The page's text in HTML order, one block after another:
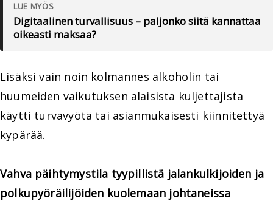
LUE MYÖS
Digitaalinen turvallisuus – paljonko siitä kannattaa
oikeasti maksaa?
Lisäksi vain noin kolmannes alkoholin tai
huumeiden vaikutuksen alaisista kuljettajista
käytti turvavyötä tai asianmukaisesti kiinnitettyä
kypärää.
Vahva päihtymystila tyypillistä jalankulkijoiden ja
polkupyöräilijöiden kuolemaan johtaneissa